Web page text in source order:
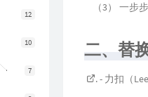
12
10
7
（3） 一步
二、替
. - 力扣（